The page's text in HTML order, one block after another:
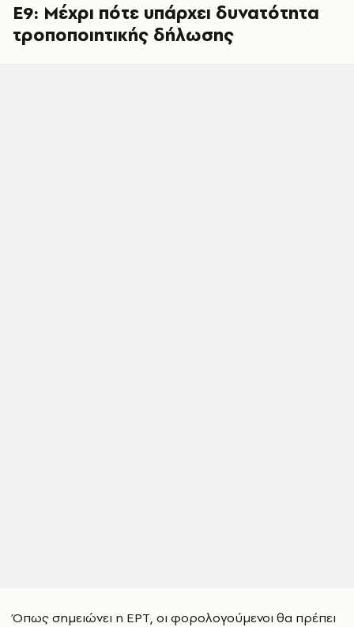
Ε9: Μέχρι πότε υπάρχει δυνατότητα
τροποποιητικής δήλωσης
Όπως σημειώνει η ΕΡΤ, οι φορολογούμενοι θα πρέπει